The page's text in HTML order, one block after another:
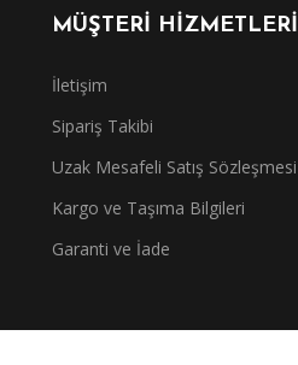
MÜŞTERİ HİZMETLERİ
İletişim
Sipariş Takibi
Uzak Mesafeli Satış Sözleşmesi
Kargo ve Taşıma Bilgileri
Garanti ve İade